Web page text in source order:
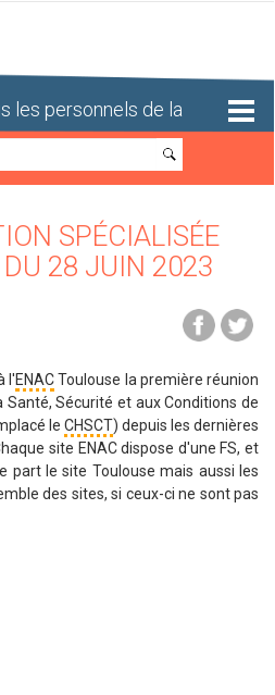
les personnels de la
Recherche
SPÉCIALISÉE
DU 28 JUIN 2023
l'ENACToulouse la première réunion
Santé, Sécurité et aux Conditions de
le CHSCT) depuis les dernières
site ENAC dispose d'une FS, et
part le site Toulouse mais aussi les
des sites, si ceux-ci ne sont pas